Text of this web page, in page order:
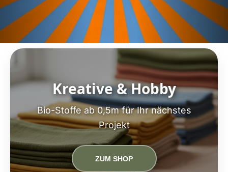
Kreative & Hobby
Bio-Stoffe ab 0,5m für Ihr nächstes
Projekt
ZUM SHOP